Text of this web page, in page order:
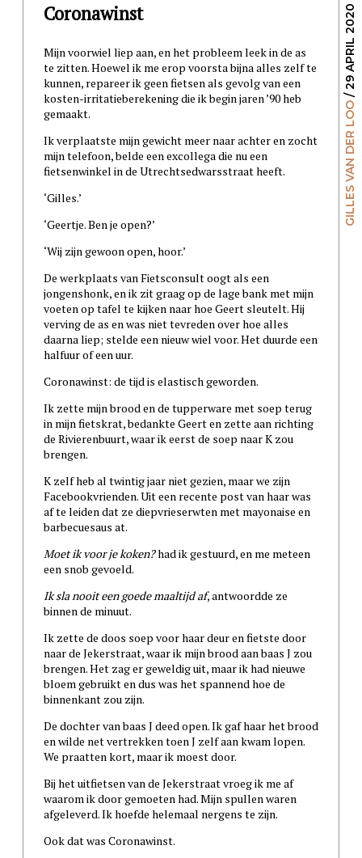
GILLES VAN DER LOO
/ 29 APRIL 2020
Coronawinst
Mijn voorwiel liep aan, en het probleem leek in de as
te zitten. Hoewel ik me erop voorsta bijna alles zelf te
kunnen, repareer ik geen fietsen als gevolg van een
kosten-irritatieberekening die ik begin jaren ’90 heb
gemaakt.
Ik verplaatste mijn gewicht meer naar achter en zocht
mijn telefoon, belde een excollega die nu een
fietsenwinkel in de Utrechtsedwarsstraat heeft.
‘Gilles.’
‘Geertje. Ben je open?’
‘Wij zijn gewoon open, hoor.’
De werkplaats van Fietsconsult oogt als een
jongenshonk, en ik zit graag op de lage bank met mijn
voeten op tafel te kijken naar hoe Geert sleutelt. Hij
verving de as en was niet tevreden over hoe alles
daarna liep; stelde een nieuw wiel voor. Het duurde een
halfuur of een uur.
Coronawinst: de tijd is elastisch geworden.
Ik zette mijn brood en de tupperware met soep terug
in mijn fietskrat, bedankte Geert en zette aan richting
de Rivierenbuurt, waar ik eerst de soep naar K zou
brengen.
K zelf heb al twintig jaar niet gezien, maar we zijn
Facebookvrienden. Uit een recente post van haar was
af te leiden dat ze diepvrieserwten met mayonaise en
barbecuesaus at.
Moet ik voor je koken?had ik gestuurd, en me meteen
een snob gevoeld.
Ik sla nooit een goede maaltijd af, antwoordde ze
binnen de minuut.
Ik zette de doos soep voor haar deur en fietste door
naar de Jekerstraat, waar ik mijn brood aan baas J zou
brengen. Het zag er geweldig uit, maar ik had nieuwe
bloem gebruikt en dus was het spannend hoe de
binnenkant zou zijn.
De dochter van baas J deed open. Ik gaf haar het brood
en wilde net vertrekken toen J zelf aan kwam lopen.
We praatten kort, maar ik moest door.
Bij het uitfietsen van de Jekerstraat vroeg ik me af
waarom ik door gemoeten had. Mijn spullen waren
afgeleverd. Ik hoefde helemaal nergens te zijn.
Ook dat was Coronawinst.